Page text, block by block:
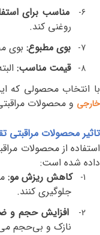
6- مناسب برای
روغنی کند.
7- بوی مطبوع: بوی
8- قیمت مناسب:
با انتخاب محصولی که
خارجی و محصولات
تاثیر محصولات
استفاده از محصولات
داده شده است:
1- کاهش ریزش مو:
جلوگیری کنند.
2- افزایش حجم و
نازک و بی‌حجم